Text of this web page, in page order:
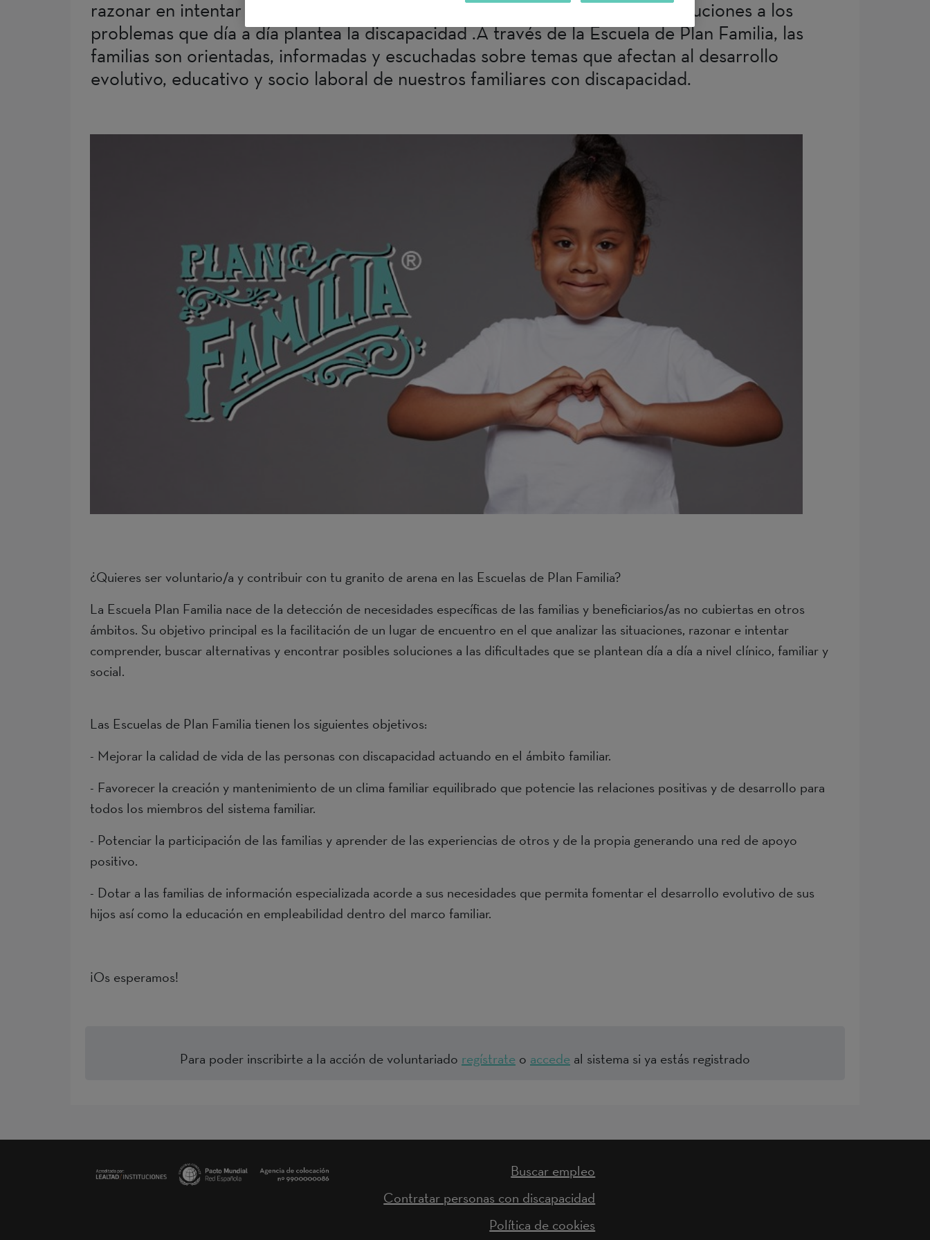
razonar en intentar comprender, buscar alternativas y encontrar posibles soluciones a los
problemas que día a día plantea la discapacidad .A través de la Escuela de Plan Familia, las
familias son orientadas, informadas y escuchadas sobre temas que afectan al desarrollo
evolutivo, educativo y socio laboral de nuestros familiares con discapacidad.
¿Quieres ser voluntario/a y contribuir con tu granito de arena en las Escuelas de Plan Familia?
La Escuela Plan Familia nace de la detección de necesidades específicas de las familias y beneficiarios/as no cubiertas en otros
ámbitos. Su objetivo principal es la facilitación de un lugar de encuentro en el que analizar las situaciones, razonar e intentar
comprender, buscar alternativas y encontrar posibles soluciones a las dificultades que se plantean día a día a nivel clínico, familiar y
social.
Las Escuelas de Plan Familia tienen los siguientes objetivos:
- Mejorar la calidad de vida de las personas con discapacidad actuando en el ámbito familiar.
- Favorecer la creación y mantenimiento de un clima familiar equilibrado que potencie las relaciones positivas y de desarrollo para
todos los miembros del sistema familiar.
- Potenciar la participación de las familias y aprender de las experiencias de otros y de la propia generando una red de apoyo
positivo.
- Dotar a las familias de información especializada acorde a sus necesidades que permita fomentar el desarrollo evolutivo de sus
hijos así como la educación en empleabilidad dentro del marco familiar.
¡Os esperamos!
Para poder inscribirte a la acción de voluntariado regístrate o accede al sistema si ya estás registrado
Buscar empleo
Contratar personas con discapacidad
Política de cookies